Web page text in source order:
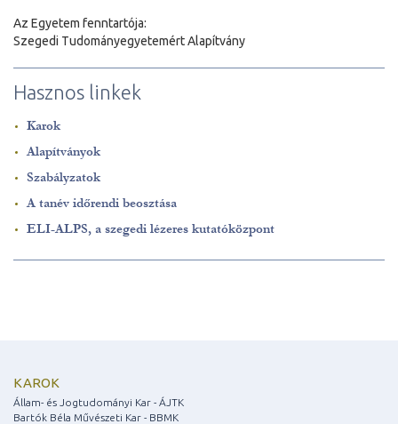
Az Egyetem fenntartója:
Szegedi Tudományegyetemért Alapítvány
Hasznos linkek
Karok
Alapítványok
Szabályzatok
A tanév időrendi beosztása
ELI-ALPS, a szegedi lézeres kutatóközpont
KAROK
Állam- és Jogtudományi Kar - ÁJTK
Bartók Béla Művészeti Kar - BBMK